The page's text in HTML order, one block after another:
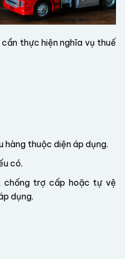
thực hiện nghĩa vụ thuế
thuộc diện áp dụng.
có.
chống trợ cấp hoặc tự vệ
dụng.